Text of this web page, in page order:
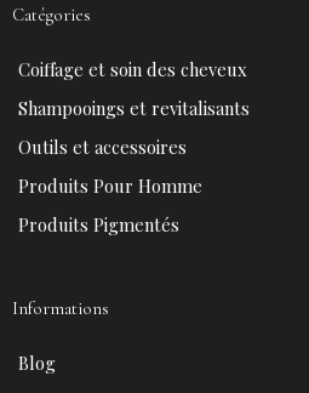
b
o
o
k
e
e
s
t
b
e r
a
Catégories
Coiffage et soin des cheveux
Shampooings et revitalisants
Outils et accessoires
Produits Pour Homme
Produits Pigmentés
Informations
Blog